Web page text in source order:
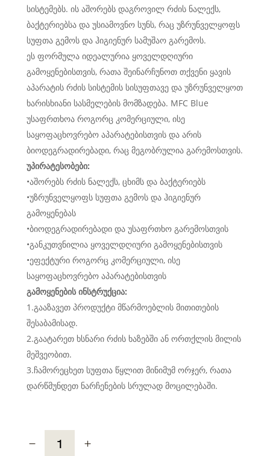
სისტემებს. ის აშორებს დაგროვილ რძის ნალექს,
ბაქტერიებსა და უსიამოვნო სუნს, რაც უზრუნველყოფს
სუფთა გემოს და ჰიგიენურ სამუშაო გარემოს.
ეს ფორმულა იდეალურია ყოველდღიური
გამოყენებისთვის, რათა შეინარჩუნოთ თქვენი ყავის
აპარატის რძის სისტემის სისუფთავე და უზრუნველყოთ
ხარისხიანი სასმელების მომზადება. MFC Blue
უსაფრთხოა როგორც კომერციული, ისე
საყოფაცხოვრებო აპარატებისთვის და არის
ბიოდეგრადირებადი, რაც მეგობრულია გარემოსთვის.
უპირატესობები:
•აშორებს რძის ნალექს, ცხიმს და ბაქტერიებს
•უზრუნველყოფს სუფთა გემოს და ჰიგიენურ
გამოყენებას
•ბიოდეგრადირებადი და უსაფრთხო გარემოსთვის
•განკუთვნილია ყოველდღიური გამოყენებისთვის
•ეფექტური როგორც კომერციული, ისე
საყოფაცხოვრებო აპარატებისთვის
გამოყენების ინსტრუქცია:
1.გააზავეთ პროდუქტი მწარმოებლის მითითების
შესაბამისად.
2.გაატარეთ ხსნარი რძის ხაზებში ან ორთქლის მილის
მეშვეობით.
3.ჩამორეცხეთ სუფთა წყლით მინიმუმ ორჯერ, რათა
დარწმუნდეთ ნარჩენების სრულად მოცილებაში.